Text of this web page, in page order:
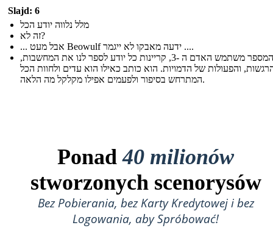
Slajd: 6
מלל נלווה יודע הכל
זה לא?
... אבל מעט Beowulf ידעה מאבקו לא ייגמר ....
המספר משתמש האדם ה -3, קריינות כל יודע לספר לנו את המחשבות,
והפעולות של הדמויות. הוא כותב כאילו הוא עדים ולחוות הכל
המתרחש בסיפור ולפעמים אפילו מקלקל מה הלאה.
Ponad40 milionów
stworzonych scenorysów
Bez Pobierania, bez Karty Kredytowej i bez
Logowania, aby Spróbować!